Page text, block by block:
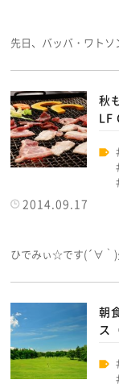
先日、バッバ・ワト
秋
LF
2014.09.17
ひでみぃ☆です(´∀｀)
朝
ス